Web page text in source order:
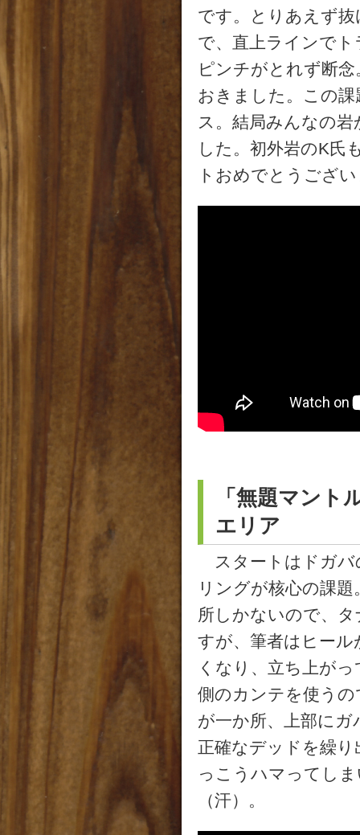
です。とりあえず
で、直上ラインで
ピンチがとれず断
おきました。この
ス。結局みんなの
した。初外岩のK氏
トおめでとうござ
「無題マン
エリア
スタートはドガバ
リングが核心の課
所しかないので、
すが、筆者はヒー
くなり、立ち上が
側のカンテを使う
が一か所、上部に
正確なデッドを繰
っこうハマってし
（汗）。